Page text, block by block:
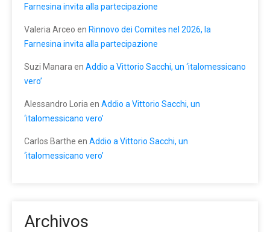
Farnesina invita alla partecipazione
Valeria Arceo en Rinnovo dei Comites nel 2026, la
Farnesina invita alla partecipazione
Suzi Manara en Addio a Vittorio Sacchi, un ‘italomessicano
vero’
Alessandro Loria en Addio a Vittorio Sacchi, un
‘italomessicano vero’
Carlos Barthe en Addio a Vittorio Sacchi, un
‘italomessicano vero’
Archivos